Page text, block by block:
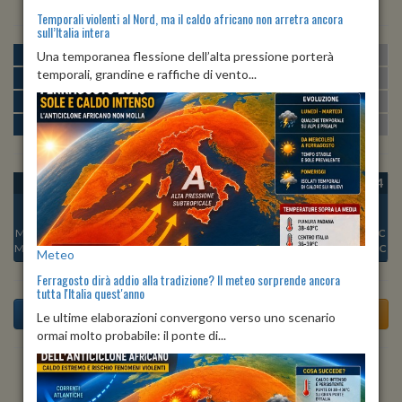
MATTINA min:20º max:30º U:
POMERIGGIO min:29º max:30º
SERA min:24º max:31º U:73% 85%
NOTTE min: 20º max:23º U:84%
OGGI
Min:
20°C
Max:20°C
DOM 09
Min:
Max:21°C
LUN 10
Min:19°C
Max:21°C
MAR 11
Min:
20°C
Max:23°C
MER 12
Max:23°C
GIO 13
Min:17°C
Max:21°C
VEN 14
17°C
Max:21°C
Previsioni del Tempo a Tramonti di Sopra tra 3 giorni
Temporali violenti al Nord, ma il caldo africano non arretra ancora
sull’Italia intera
Una temporanea flessione dell’alta pressione porterà
temporali, grandine e raffiche di vento...
Meteo
Ferragosto dirà addio alla tradizione? Il meteo sorprende ancora
tutta l'Italia quest'anno
Le ultime elaborazioni convergono verso uno scenario
ormai molto probabile: il ponte di...